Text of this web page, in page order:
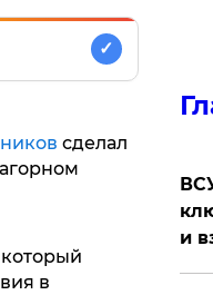
✓
сделал
в
и